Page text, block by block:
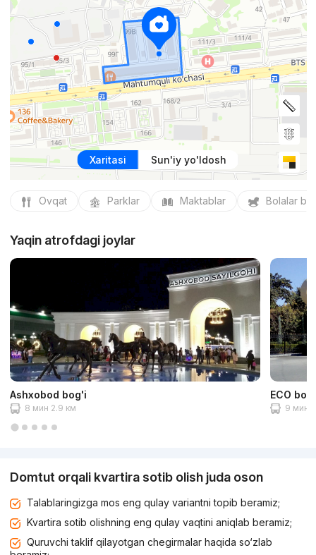
Xaritasi Sun'iy yo'ldosh
Ovqat Parklar Maktablar Bolalar
Yaqin atrofdagi joylar
Ashxobod bog'i
8 мин 2.9 км
ECO
9 мин
Domtut orqali kvartira sotib olish juda oson
Talablaringizga mos eng qulay variantni topib beramiz;
Kvartira sotib olishning eng qulay vaqtini aniqlab beramiz;
Quruvchi taklif qilayotgan chegirmalar haqida so‘zlab